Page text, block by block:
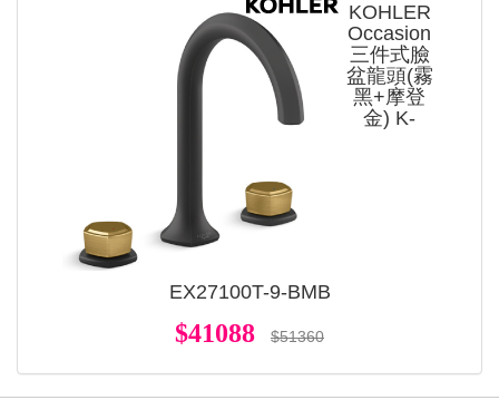
KOHLER
Occasion
三件式臉
盆龍頭(霧
黑+摩登
金) K-
EX27100T-9-BMB
$41088 $51360